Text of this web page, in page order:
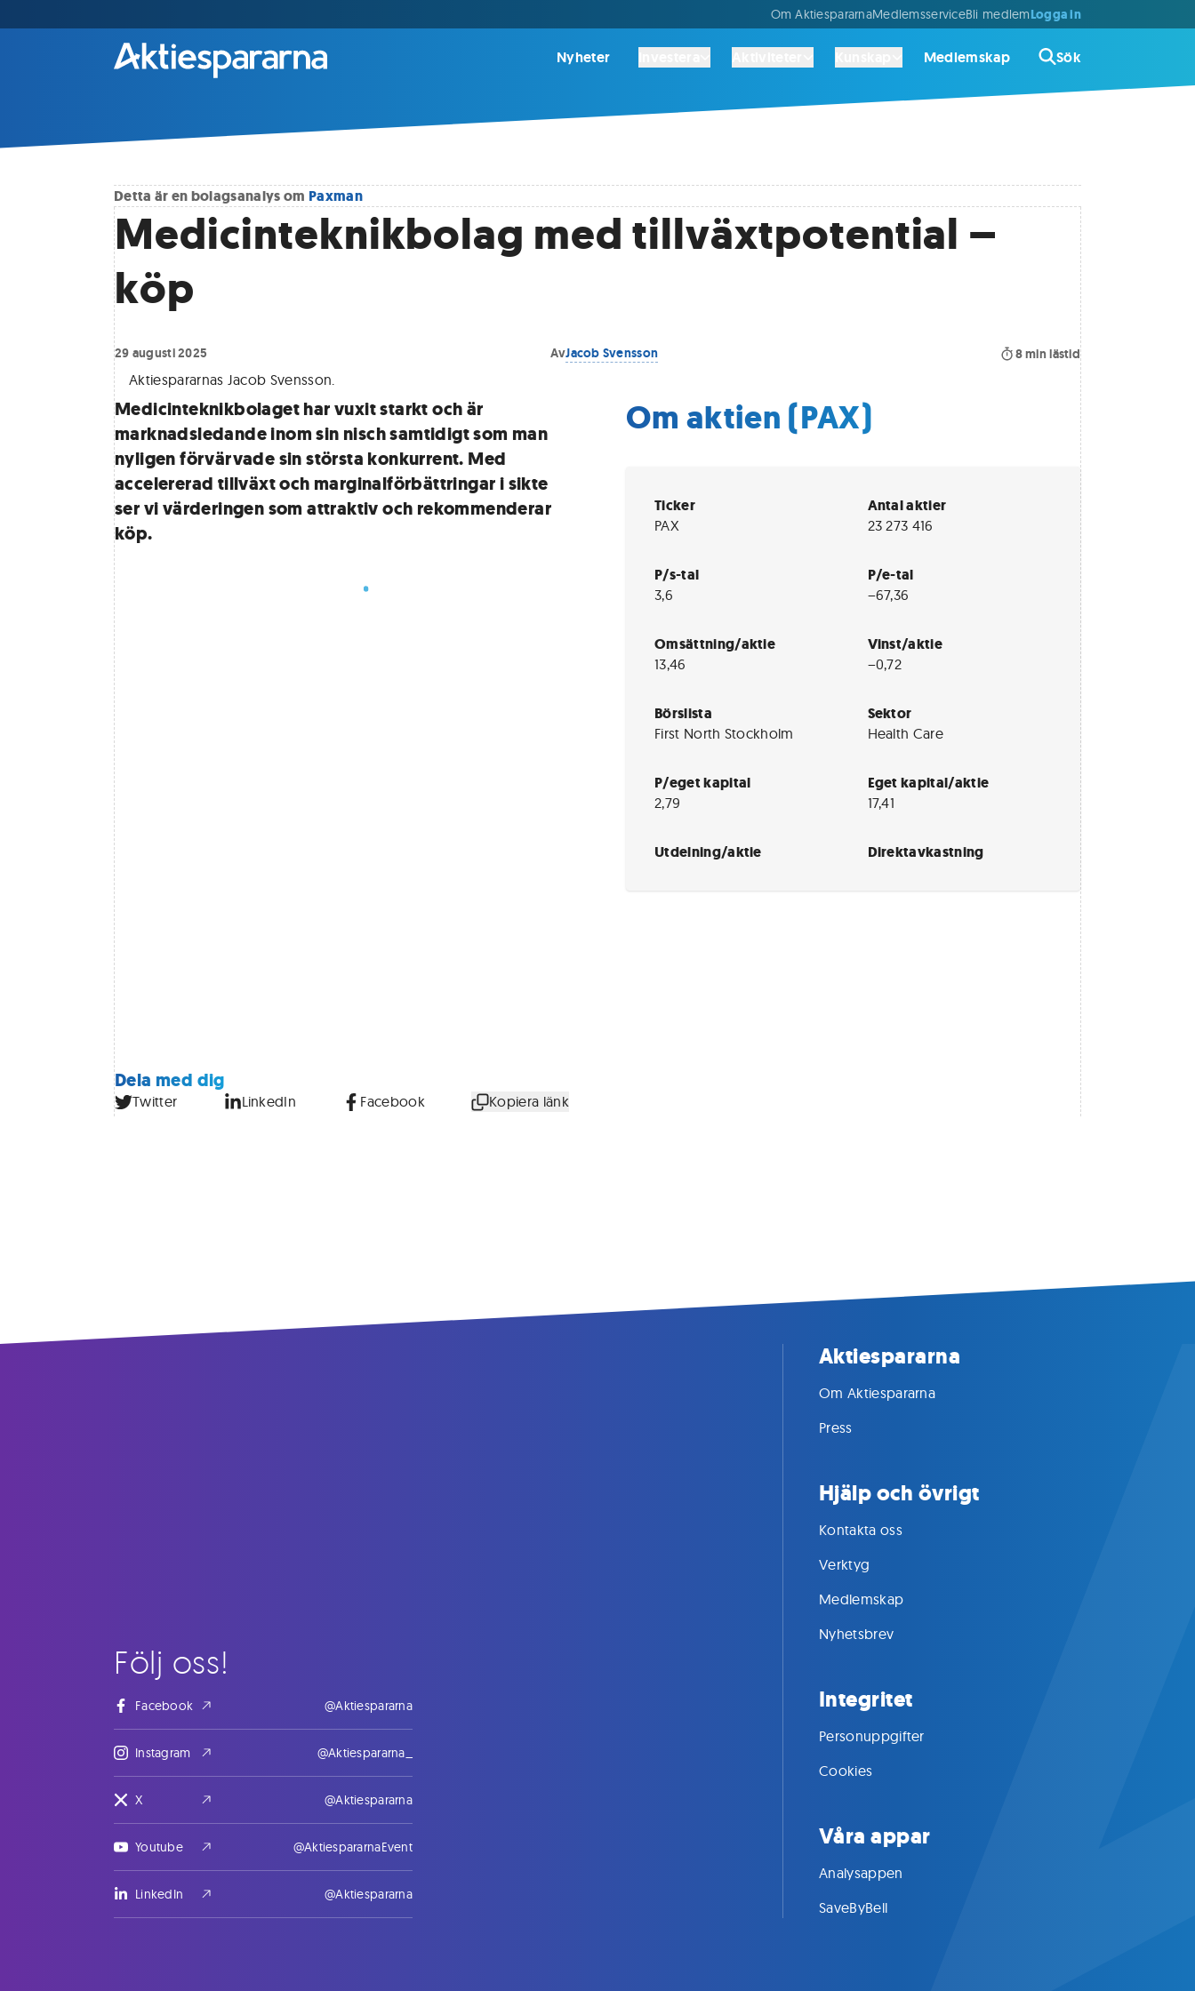
Om AktiespararnaMedlemsserviceBli medlemLogga in
Nyheter Medlemskap Sök
Detta är en bolagsanalys om Paxman
Medicinteknikbolag med tillväxtpotential –
köp
29 augusti 2025 AvJacob Svensson 8min lästid
Aktiespararnas Jacob Svensson.
Medicinteknikbolaget har vuxit starkt och är
marknadsledande inom sin nisch samtidigt som man
nyligen förvärvade sin största konkurrent. Med
accelererad tillväxt och marginalförbättringar i sikte
ser vi värderingen som attraktiv och rekommenderar
köp.
Dela med dig
Twitter LinkedIn Facebook Kopiera länk
Om aktien (PAX)
Ticker
PAX
Antal aktier
23 273 416
P/s-tal
3,6
P/e-tal
−67,36
Omsättning/aktie
13,46
Vinst/aktie
−0,72
Börslista
First North Stockholm
Sektor
Health Care
P/eget kapital
2,79
Eget kapital/aktie
17,41
Utdelning/aktie Direktavkastning
Följ oss!
Facebook @Aktiespararna
Instagram @Aktiespararna_
X @Aktiespararna
Youtube @AktiespararnaEvent
LinkedIn @Aktiespararna
Aktiespararna
Om Aktiespararna
Press
Hjälp och övrigt
Kontakta oss
Verktyg
Medlemskap
Nyhetsbrev
Integritet
Personuppgifter
Cookies
Våra appar
Analysappen
SaveByBell